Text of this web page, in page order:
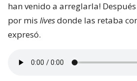
han venido a arreglarla!
por mis livesdonde las retaba
expresó.